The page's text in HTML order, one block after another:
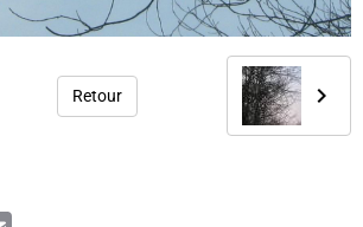
Retour